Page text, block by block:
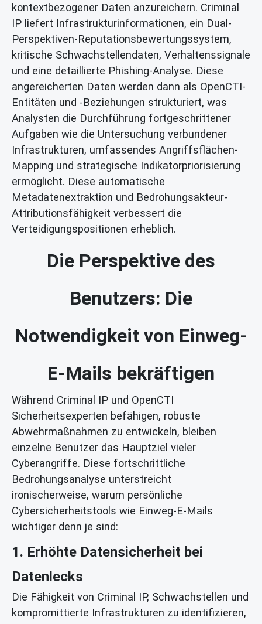
kontextbezogener Daten anzureichern. Criminal
IP liefert Infrastrukturinformationen, ein Dual-
Perspektiven-Reputationsbewertungssystem,
kritische Schwachstellendaten, Verhaltenssignale
und eine detaillierte Phishing-Analyse. Diese
angereicherten Daten werden dann als OpenCTI-
Entitäten und -Beziehungen strukturiert, was
Analysten die Durchführung fortgeschrittener
Aufgaben wie die Untersuchung verbundener
Infrastrukturen, umfassendes Angriffsflächen-
Mapping und strategische Indikatorpriorisierung
ermöglicht. Diese automatische
Metadatenextraktion und Bedrohungsakteur-
Attributionsfähigkeit verbessert die
Verteidigungspositionen erheblich.
Die Perspektive des
Benutzers: Die
Notwendigkeit von Einweg-
E-Mails bekräftigen
Während Criminal IP und OpenCTI
Sicherheitsexperten befähigen, robuste
Abwehrmaßnahmen zu entwickeln, bleiben
einzelne Benutzer das Hauptziel vieler
Cyberangriffe. Diese fortschrittliche
Bedrohungsanalyse unterstreicht
ironischerweise, warum persönliche
Cybersicherheitstools wie Einweg-E-Mails
wichtiger denn je sind:
1. Erhöhte Datensicherheit bei
Datenlecks
Die Fähigkeit von Criminal IP, Schwachstellen und
kompromittierte Infrastrukturen zu identifizieren,